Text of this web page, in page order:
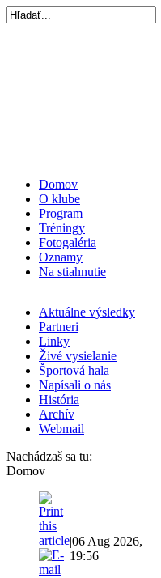
Domov
O klube
Program
Tréningy
Fotogaléria
Oznamy
Na stiahnutie
Aktuálne výsledky
Partneri
Linky
Živé vysielanie
Športová hala
Napísali o nás
História
Archív
Webmail
Nachádzaš sa tu:
Domov
|06 Aug 2026,
19:56